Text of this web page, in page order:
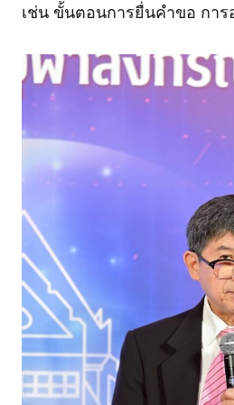
เช่น ขั้นตอนการยื่นคำขอ กา